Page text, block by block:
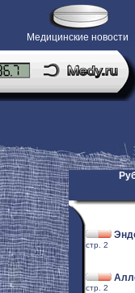
Медицинские новости
стр. 2
стр. 2